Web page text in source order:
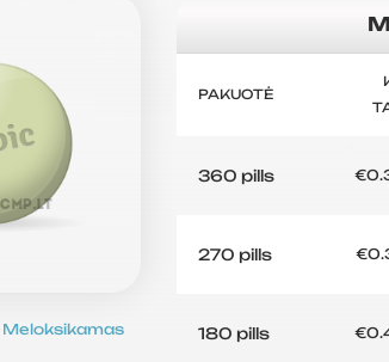
Meloksikamas
PAKUOTĖ
360 pills
270 pills
180 pills